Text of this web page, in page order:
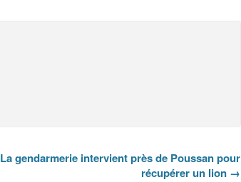
La gendarmerie intervient près de Poussan pour
récupérer un lion →